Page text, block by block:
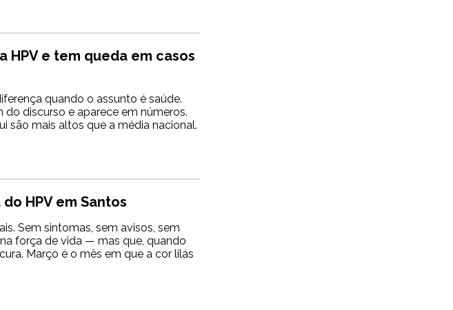
HPV e tem queda em casos
quando o assunto é saúde.
discurso e aparece em números.
são mais altos que a média nacional.
HPV em Santos
Sem sintomas, sem avisos, sem
força de vida — mas que, quando
Março é o mês em que a cor lilás